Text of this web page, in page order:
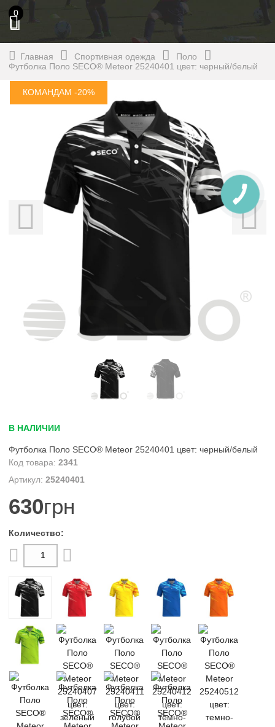
0
Главная Спортивная одежда
Поло
Футболка Поло SECO® Meteor 25240401 цвет: черный/белый
КОМАНДАМ -20%
В НАЛИЧИИ
Футболка Поло SECO® Meteor 25240401 цвет: черный/белый
2341
25240401
630грн